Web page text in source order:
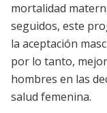
mortalidad
seguidos, este
la aceptación
por lo tanto,
hombres en las
salud femenina.